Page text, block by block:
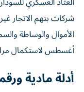
شركات بتهم الاتجار
أغسطس لاستكمال
أدلة مادية